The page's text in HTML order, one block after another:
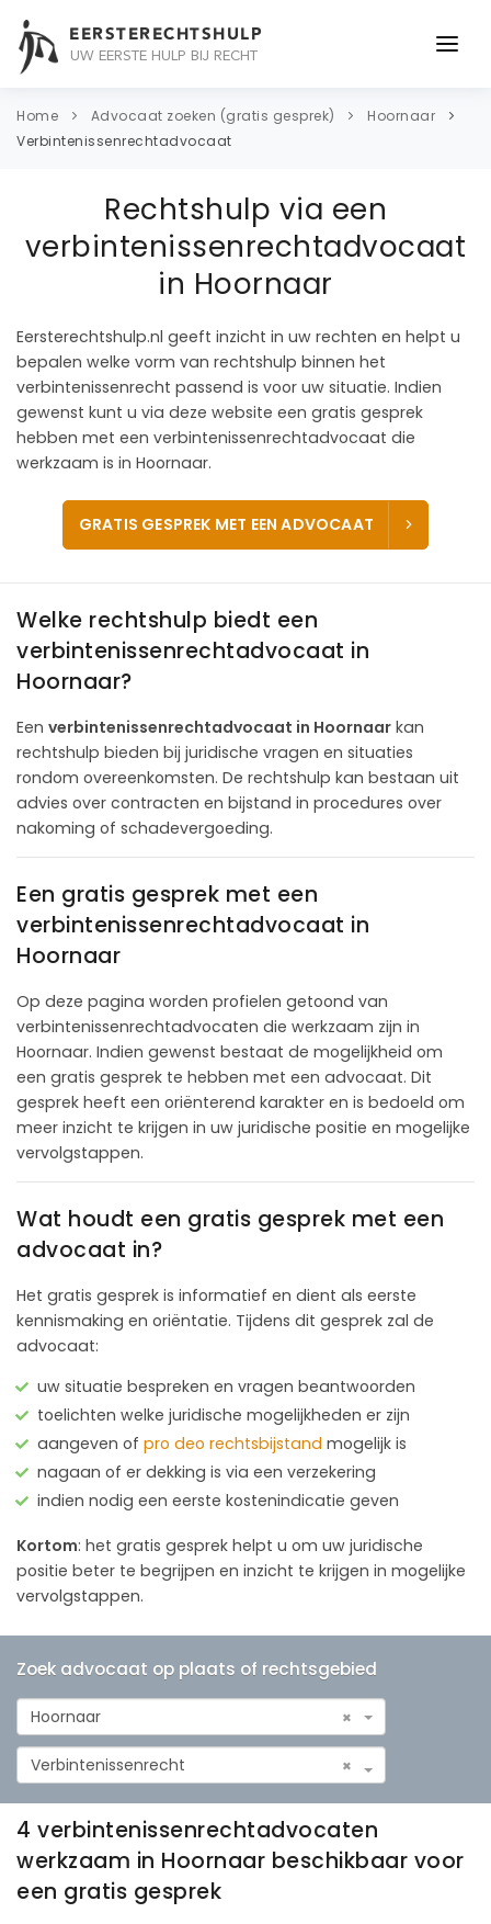
EERSTERECHTSHULP
UW EERSTE HULP BIJ RECHT
ONDERWERPEN
ADVOCAAT
OVER ONS
Home Advocaat zoeken (gratis gesprek)
Hoornaar
Verbintenissenrechtadvocaat
Rechtshulp via een
verbintenissenrechtadvocaat
in Hoornaar
Eersterechtshulp.nl geeft inzicht in uw rechten en helpt u
bepalen welke vorm van rechtshulp binnen het
verbintenissenrecht passend is voor uw situatie. Indien
gewenst kunt u via deze website een gratis gesprek
hebben met een verbintenissenrechtadvocaat die
werkzaam is in Hoornaar.
GRATIS GESPREK MET EEN ADVOCAAT
Welke rechtshulp biedt een
verbintenissenrechtadvocaat in
Hoornaar?
Een verbintenissenrechtadvocaat in Hoornaar kan
rechtshulp bieden bij juridische vragen en situaties
rondom overeenkomsten. De rechtshulp kan bestaan uit
advies over contracten en bijstand in procedures over
nakoming of schadevergoeding.
Een gratis gesprek met een
verbintenissenrechtadvocaat in
Hoornaar
Op deze pagina worden profielen getoond van
verbintenissenrechtadvocaten die werkzaam zijn in
Hoornaar. Indien gewenst bestaat de mogelijkheid om
een gratis gesprek te hebben met een advocaat. Dit
gesprek heeft een oriënterend karakter en is bedoeld om
meer inzicht te krijgen in uw juridische positie en mogelijke
vervolgstappen.
Wat houdt een gratis gesprek met een
advocaat in?
Het gratis gesprek is informatief en dient als eerste
kennismaking en oriëntatie. Tijdens dit gesprek zal de
advocaat:
uw situatie bespreken en vragen beantwoorden
toelichten welke juridische mogelijkheden er zijn
aangeven of pro deo rechtsbijstand mogelijk is
nagaan of er dekking is via een verzekering
indien nodig een eerste kostenindicatie geven
Kortom: het gratis gesprek helpt u om uw juridische
positie beter te begrijpen en inzicht te krijgen in mogelijke
vervolgstappen.
Zoek advocaat op plaats of rechtsgebied
×
Hoornaar
×
Verbintenissenrecht
4 verbintenissenrechtadvocaten
werkzaam in Hoornaar beschikbaar voor
een gratis gesprek